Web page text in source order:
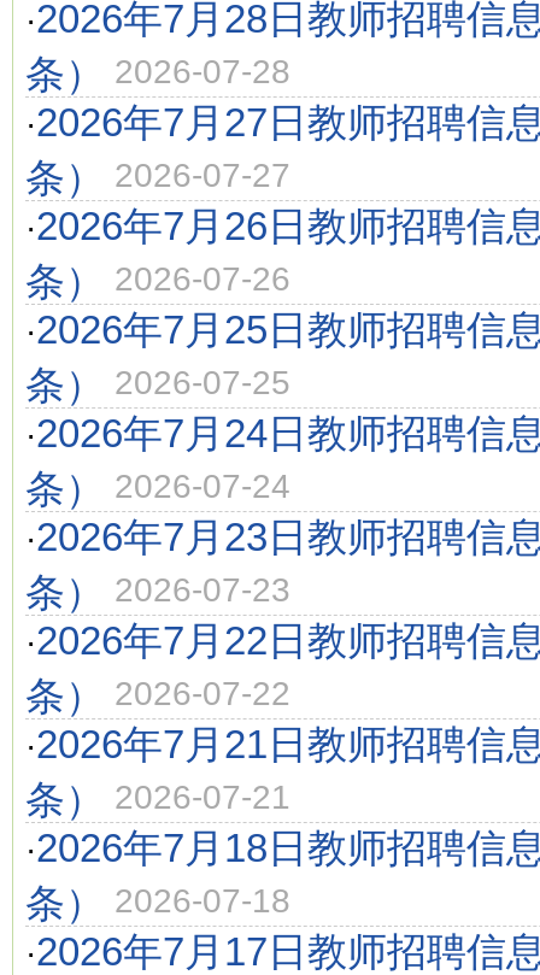
·2026年7月28日教师招聘信
条）
2026-07-28
·2026年7月27日教师招聘信
条）
2026-07-27
·2026年7月26日教师招聘信
条）
2026-07-26
·2026年7月25日教师招聘信
条）
2026-07-25
·2026年7月24日教师招聘信
条）
2026-07-24
·2026年7月23日教师招聘信
条）
2026-07-23
·2026年7月22日教师招聘信
条）
2026-07-22
·2026年7月21日教师招聘信
条）
2026-07-21
·2026年7月18日教师招聘信
条）
2026-07-18
·2026年7月17日教师招聘信